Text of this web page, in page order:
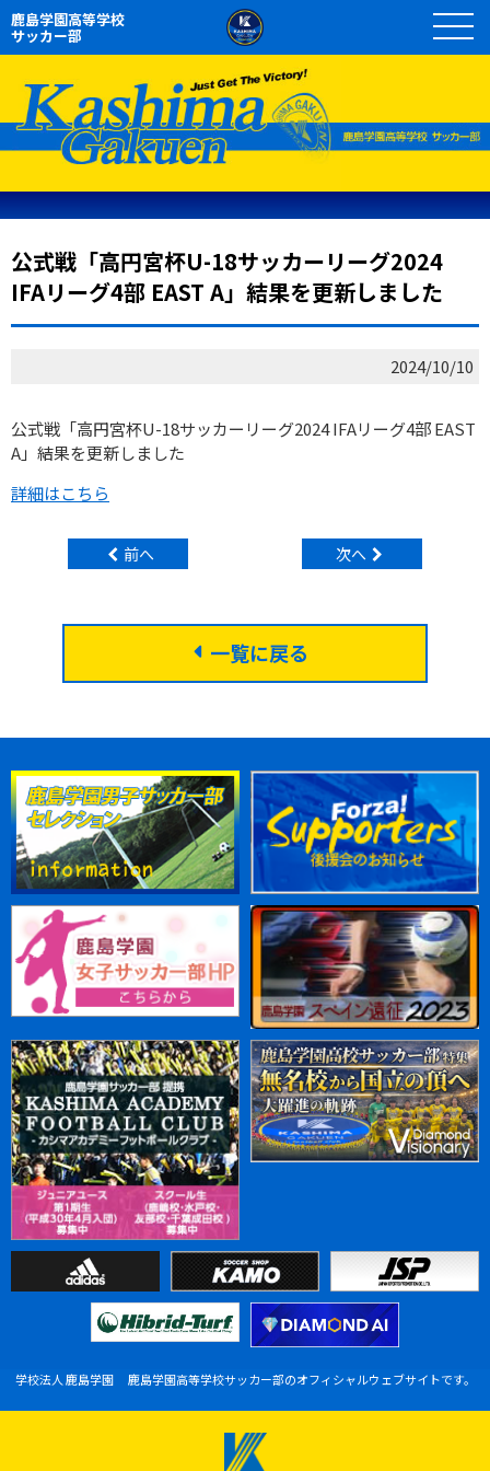
鹿島学園高等学校
サッカー部
公式戦「高円宮杯U-18サッカーリーグ2024
IFAリーグ4部 EAST A」結果を更新しました
2024/10/10
公式戦「高円宮杯U-18サッカーリーグ2024 IFAリーグ4部 EAST
A」結果を更新しました
詳細はこちら
前へ 次へ
一覧に戻る
学校法人 鹿島学園 鹿島学園高等学校サッカー部のオフィシャルウェブサイトです。